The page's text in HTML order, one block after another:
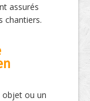
assurés
chantiers.
objet ou un